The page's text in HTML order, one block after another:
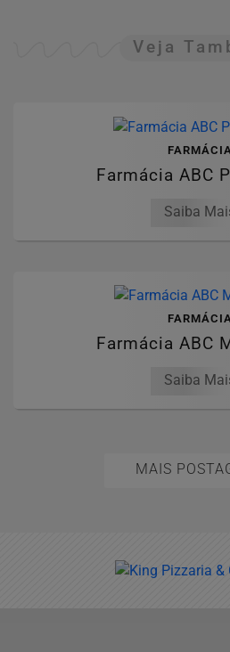
Veja
FARMÁCIA
Farmácia ABC
Saiba
Farmácia ABC
Saiba
MAIS